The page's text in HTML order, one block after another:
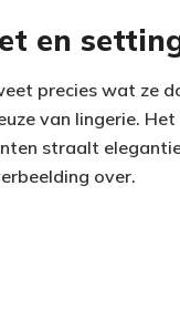
en
precies wat ze
van lingerie.
straalt
over.